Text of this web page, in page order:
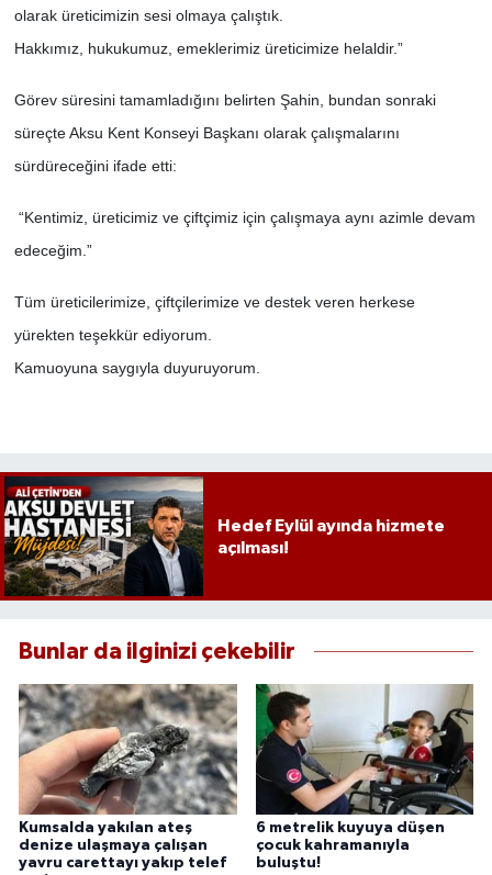
olarak üreticimizin sesi olmaya çalıştık.
Hakkımız, hukukumuz, emeklerimiz üreticimize helaldir.”
Görev süresini tamamladığını belirten Şahin, bundan sonraki
süreçte Aksu Kent Konseyi Başkanı olarak çalışmalarını
sürdüreceğini ifade etti:
“Kentimiz, üreticimiz ve çiftçimiz için çalışmaya aynı azimle devam
edeceğim.”
Tüm üreticilerimize, çiftçilerimize ve destek veren herkese
yürekten teşekkür ediyorum.
Kamuoyuna saygıyla duyuruyorum.
Hedef Eylül ayında hizmete
açılması!
Bunlar da ilginizi çekebilir
Kumsalda yakılan ateş
denize ulaşmaya çalışan
yavru carettayı yakıp telef
6 metrelik kuyuya düşen
çocuk kahramanıyla
buluştu!